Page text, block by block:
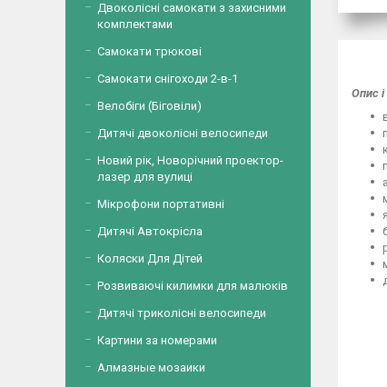
Опис
Двоколісні самокати з захисними
комплектами
Самокати трюкові
Самокати снігоходи 2-в-1
Велобіги (Біговіли)
Дитячі двоколісні велосипеди
Новий рік, Новорічний проектор-
лазер для вулиці
Мікрофони портативні
Дитячі Автокрісла
Коляски Для Дітей
Розвиваючі килимки для малюків
Дитячі триколісні велосипеди
Картини за номерами
Алмазные мозаики